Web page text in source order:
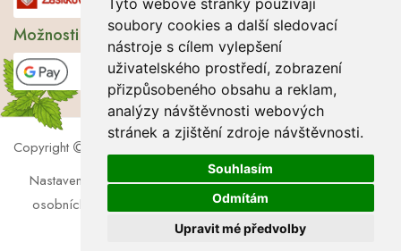
Tyto webové stránky používají
soubory cookies a další sledovací
nástroje s cílem vylepšení
uživatelského prostředí, zobrazení
přizpůsobeného obsahu a reklam,
analýzy návštěvnosti webových
stránek a zjištění zdroje návštěvnosti.
Souhlasím
Odmítám
Upravit mé předvolby
Možnosti platby
Copyright
2026 Lbros s.r.o.
Nastavení cookies|Soubory cookies|Zásady zpracování
osobních údajů
Souhlas se zpracováním osobních údajů